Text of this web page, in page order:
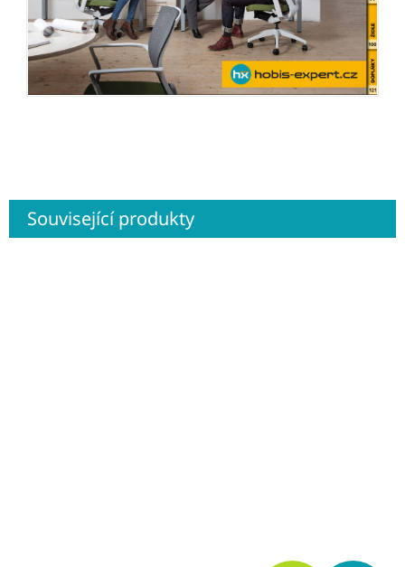
Související produkty